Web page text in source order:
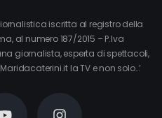
iscritta al registro della
al numero 187/2015 – P.Iva
giornalista, esperta di spettacoli,
la TV e non solo…’